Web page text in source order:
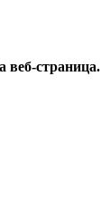
веб-страница.